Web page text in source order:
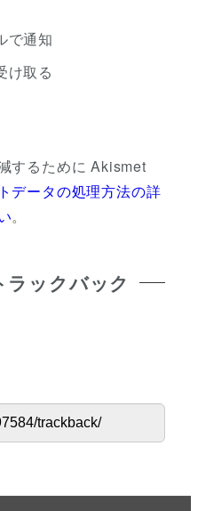
で通知
け取る
するために Akismet
データの処理方法の詳
。
ラックバック